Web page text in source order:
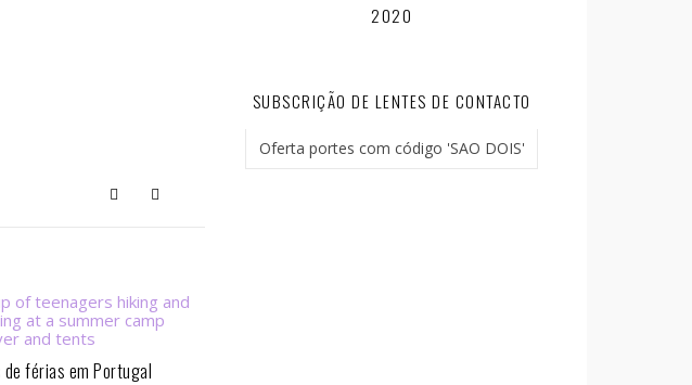
de férias em Portugal
2020
SUBSCRIÇÃO DE LENTES DE CONTACTO
Oferta portes com código 'SAO DOIS'